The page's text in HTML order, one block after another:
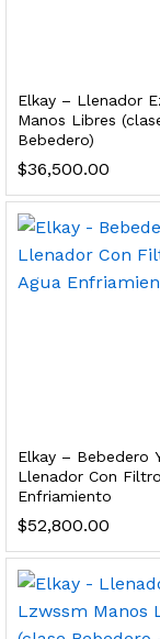
Elkay – Llenador
Manos Libres
Bebedero)
$36,500.00
Elkay – Bebedero
Llenador Con
Enfriamiento
$52,800.00
2,899.00
al carrito
de Agua |
SS304
699.00
al carrito